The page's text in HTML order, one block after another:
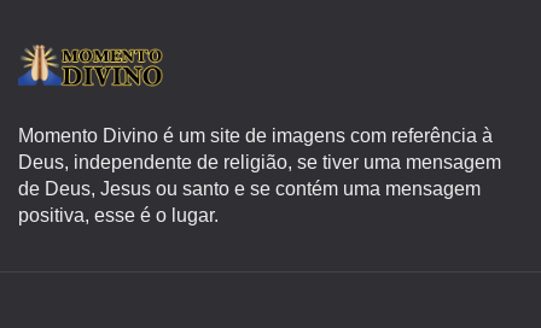
Momento Divino é um site de imagens com referência à
Deus, independente de religião, se tiver uma mensagem
de Deus, Jesus ou santo e se contém uma mensagem
positiva, esse é o lugar.